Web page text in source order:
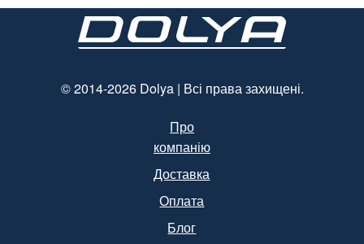
© 2014-2026 Dolya | Всі права захищені.
Про
компанію
Доставка
Оплата
Блог